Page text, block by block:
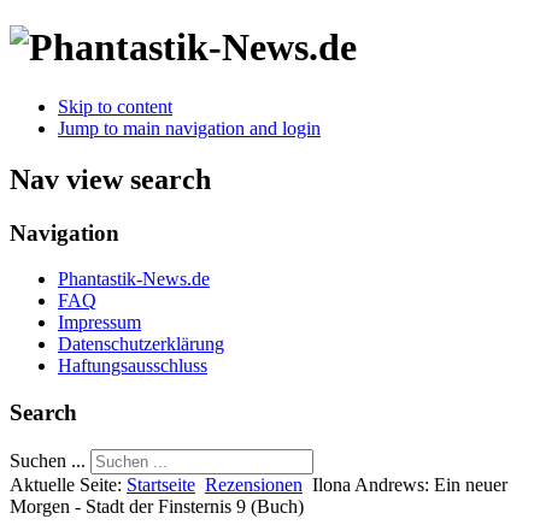
Skip to content
Jump to main navigation and login
Nav view search
Navigation
Phantastik-News.de
FAQ
Impressum
Datenschutzerklärung
Haftungsausschluss
Search
Suchen ...
Aktuelle Seite: Startseite Rezensionen Ilona Andrews: Ein neuer
Morgen - Stadt der Finsternis 9 (Buch)